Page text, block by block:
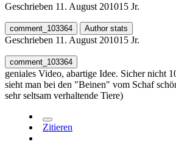
Geschrieben 11. August 201015 Jr.
comment_103364 Author stats
Geschrieben 11. August 201015 Jr.
comment_103364
geniales Video, abartige Idee. Sicher nicht
sieht man bei den "Beinen" vom Schaf
sehr seltsam verhaltende Tiere)
Zitieren